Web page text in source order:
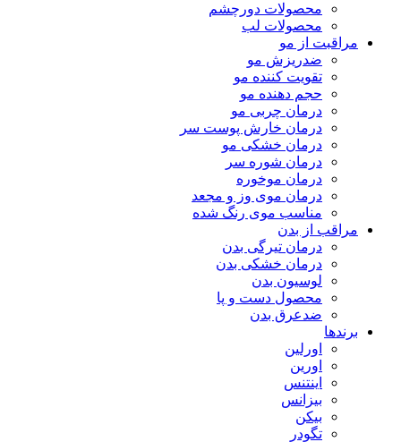
محصولات دورچشم
محصولات لب
مراقبت از مو
ضدریزش مو
تقویت کننده مو
حجم دهنده مو
درمان چربی مو
درمان خارش پوست سر
درمان خشکی مو
درمان شوره سر
درمان موخوره
درمان موی وز و مجعد
مناسب موی رنگ شده
مراقب از بدن
درمان تیرگی بدن
درمان خشکی بدن
لوسیون بدن
محصول دست و پا
ضدعرق بدن
برندها
اورلین
اورین
اینتنس
بیزانس
بیکن
تگودر